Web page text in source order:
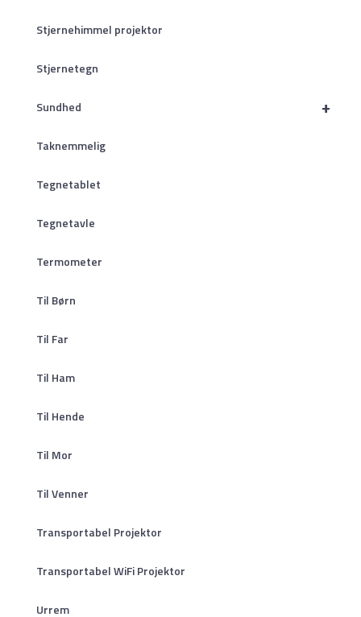
Stjernehimmel projektor
Stjernetegn
+
Sundhed
Taknemmelig
Tegnetablet
Tegnetavle
Termometer
Til Børn
Til Far
Til Ham
Til Hende
Til Mor
Til Venner
Transportabel Projektor
Transportabel WiFi Projektor
Urrem